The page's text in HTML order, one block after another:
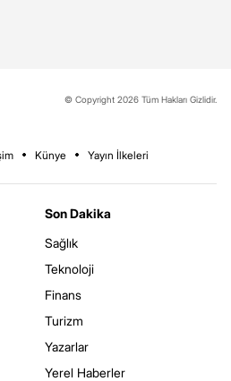
© Copyright 2026 Tüm Hakları Gizlidir.
Künye Yayın İlkeleri
Son Dakika
Sağlık
Teknoloji
Finans
Turizm
Yazarlar
Yerel Haberler